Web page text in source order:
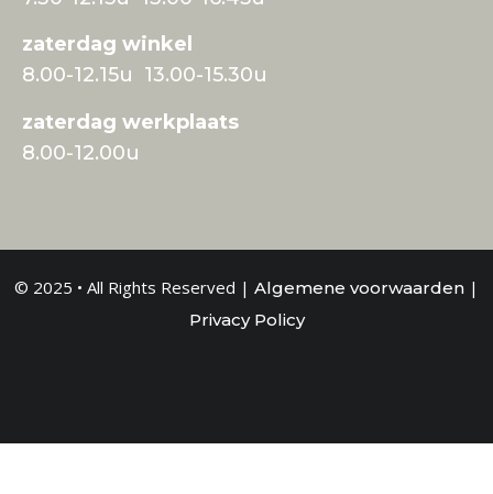
zaterdag winkel
8.00-12.15u 13.00-15.30u
zaterdag werkplaats
8.00-12.00u
© 2025 • All Rights Reserved | Algemene voorwaarden |
Privacy Policy